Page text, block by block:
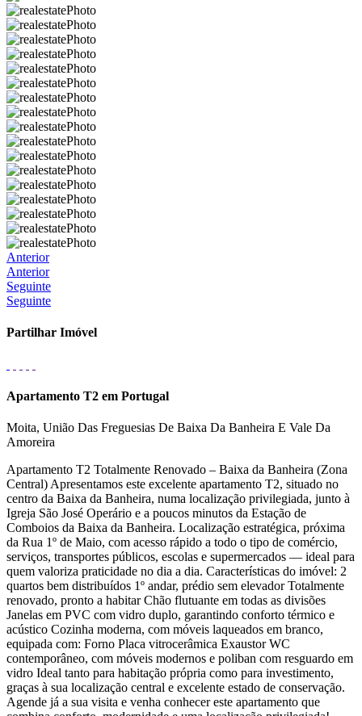
Anterior
Anterior
Seguinte
Seguinte
Partilhar Imóvel
Apartamento T2 em Portugal
Moita, União Das Freguesias De Baixa Da Banheira E Vale Da
Amoreira
Apartamento T2 Totalmente Renovado – Baixa da Banheira (Zona
Central) Apresentamos este excelente apartamento T2, situado no
centro da Baixa da Banheira, numa localização privilegiada, junto à
Igreja São José Operário e a poucos minutos da Estação de
Comboios da Baixa da Banheira. Localização estratégica, próxima
da Rua 1º de Maio, com acesso rápido a todo o tipo de comércio,
serviços, transportes públicos, escolas e supermercados — ideal para
quem valoriza praticidade no dia a dia. Características do imóvel: 2
quartos bem distribuídos 1º andar, prédio sem elevador Totalmente
renovado, pronto a habitar Chão flutuante em todas as divisões
Janelas em PVC com vidro duplo, garantindo conforto térmico e
acústico Cozinha moderna, com móveis laqueados em branco,
equipada com: Forno Placa vitrocerâmica Exaustor WC
contemporâneo, com móveis modernos e poliban com resguardo em
vidro Ideal tanto para habitação própria como para investimento,
graças à sua localização central e excelente estado de conservação.
Agende já a sua visita e venha conhecer este apartamento que